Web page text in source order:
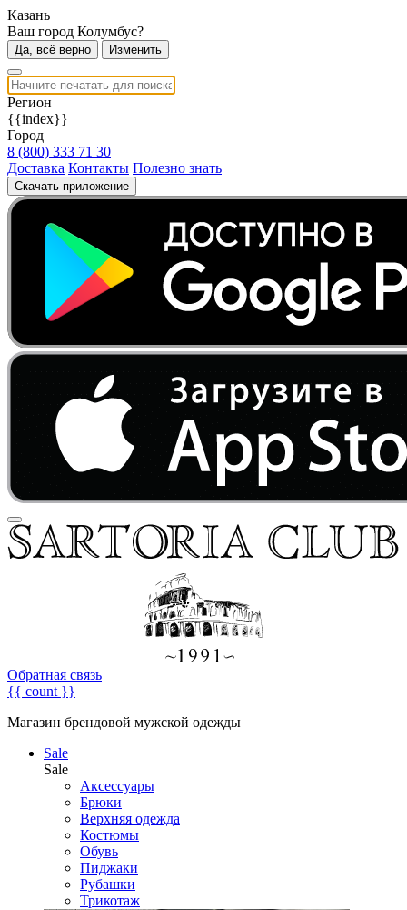
Казань
Ваш город Колумбус?
Да, всё верно Изменить
Регион
{{index}}
Город
8 (800) 333 71 30
Доставка Контакты Полезно знать
Скачать приложение
Обратная связь
{{ count }}
Магазин брендовой мужской одежды
Sale
Sale
Аксессуары
Брюки
Верхняя одежда
Костюмы
Обувь
Пиджаки
Рубашки
Трикотаж